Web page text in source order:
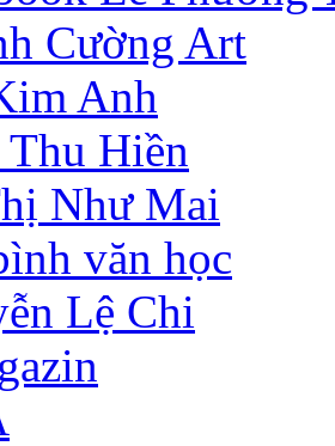
Cường Art
Anh
Hiền
Như Mai
văn học
Lệ Chi